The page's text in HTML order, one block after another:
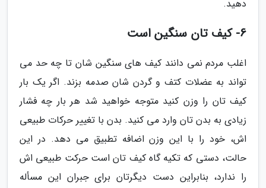
دهید.
6- کیف تان سنگین است
اغلب مردم نمی دانند کیف های سنگین شان تا چه حد می
تواند به عضلات کتف و گردن شان صدمه بزند. اگر یک بار
کیف تان را وزن کنید متوجه خواهید شد هر بار چه فشار
زیادی به بدن تان وارد می کنید. بدن با تغییر حرکات طبیعی
اش، خود را با این وزن اضافه تطبیق می دهد. در این
حالت، دستی که تکیه گاه کیف تان است حرکت طبیعی اش
را ندارد، بنابراین دست دیگرتان برای جبران این مسأله